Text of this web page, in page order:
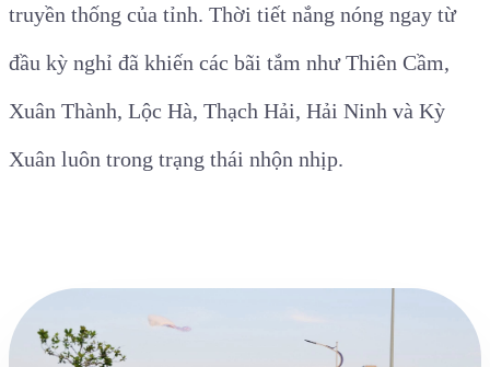
truyền thống của tỉnh. Thời tiết nắng nóng ngay từ
đầu kỳ nghỉ đã khiến các bãi tắm như Thiên Cầm,
Xuân Thành, Lộc Hà, Thạch Hải, Hải Ninh và Kỳ
Xuân luôn trong trạng thái nhộn nhịp.